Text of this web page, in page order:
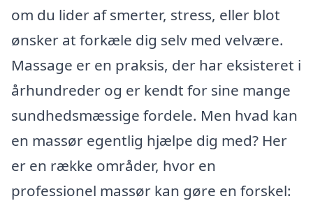
om du lider af smerter, stress, eller blot
ønsker at forkæle dig selv med velvære.
Massage er en praksis, der har eksisteret i
århundreder og er kendt for sine mange
sundhedsmæssige fordele. Men hvad kan
en massør egentlig hjælpe dig med? Her
er en række områder, hvor en
professionel massør kan gøre en forskel: